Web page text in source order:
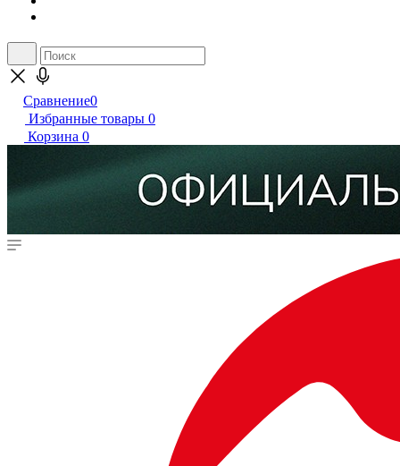
Сравнение0
Избранные товары 0
Корзина 0